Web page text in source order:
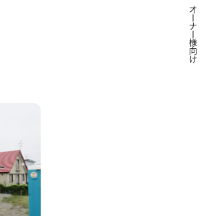
オーナー様向け